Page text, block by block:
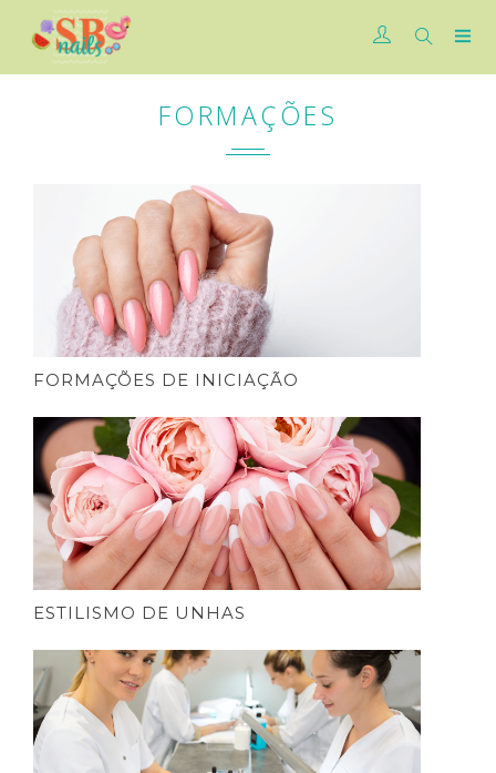
FORMAÇÕES
FORMAÇÕES DE INICIAÇÃO
ESTILISMO DE UNHAS